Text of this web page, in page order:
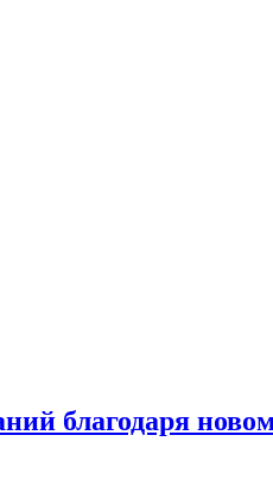
благодаря